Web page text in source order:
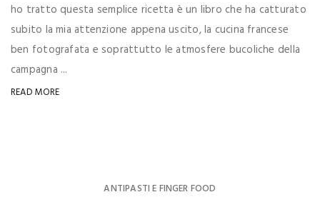
ho tratto questa semplice ricetta è un libro che ha catturato
subito la mia attenzione appena uscito, la cucina francese
ben fotografata e soprattutto le atmosfere bucoliche della
campagna ...
READ MORE
ANTIPASTI E FINGER FOOD